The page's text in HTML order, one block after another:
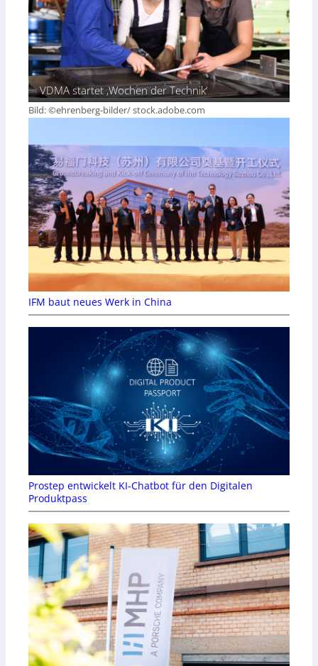
VDMA startet ‚Wochen der Technik‘
Bild: ©ehrenberg-bilder/ stock.adobe.com
IFM baut neues Werk in China
Prostep entwickelt KI-Chatbot für den Digitalen
Produktpass